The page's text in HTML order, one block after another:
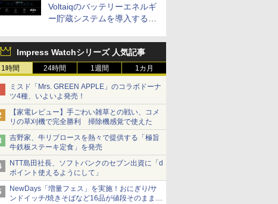
Voltaiqのバッテリーエネルギ
ー貯蔵システムを導入する計
Impress Watchシリーズ 人気記事
1時間 24時間 1週間 1カ月
ミスド「Mrs. GREEN APPLE」のコラボドーナ
ツ4種、いよいよ発売！
【家電レビュー】手ごわい雑草との戦い、コメ
リの草刈機で完全勝利 掃除機感覚で使えた
吉野家、牛リブロースを熱々で提供する「極旨
牛鉄板ステーキ定食」を発売
NTT島田社長、ソフトバンクのセブン出資に「d
ポイント使えるようにして」
NewDays「増量フェス」を実施！おにぎり/サ
ンドイッチ/焼きそばなど16品が値段そのままで